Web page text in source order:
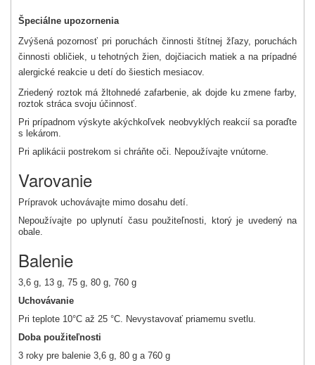
Špeciálne upozornenia
Zvýšená pozornosť pri poruchách činnosti štítnej žľazy, poruchách
činnosti obličiek, u tehotných žien, dojčiacich matiek a na prípadné
alergické reakcie u detí do šiestich mesiacov.
Zriedený roztok má žltohnedé zafarbenie, ak dojde ku zmene farby,
roztok stráca svoju účinnosť.
Pri prípadnom výskyte akýchkoľvek neobvyklých reakcií sa poraďte
s lekárom.
Pri aplikácii postrekom si chráňte oči. Nepoužívajte vnútorne.
Varovanie
Prípravok uchovávajte mimo dosahu detí.
Nepoužívajte po uplynutí času použiteľnosti, ktorý je uvedený na
obale.
Balenie
3,6 g, 13 g, 75 g, 80 g, 760 g
Uchovávanie
Pri teplote 10°C až 25 °C. Nevystavovať priamemu svetlu.
Doba použiteľnosti
3 roky pre balenie 3,6 g, 80 g a 760 g